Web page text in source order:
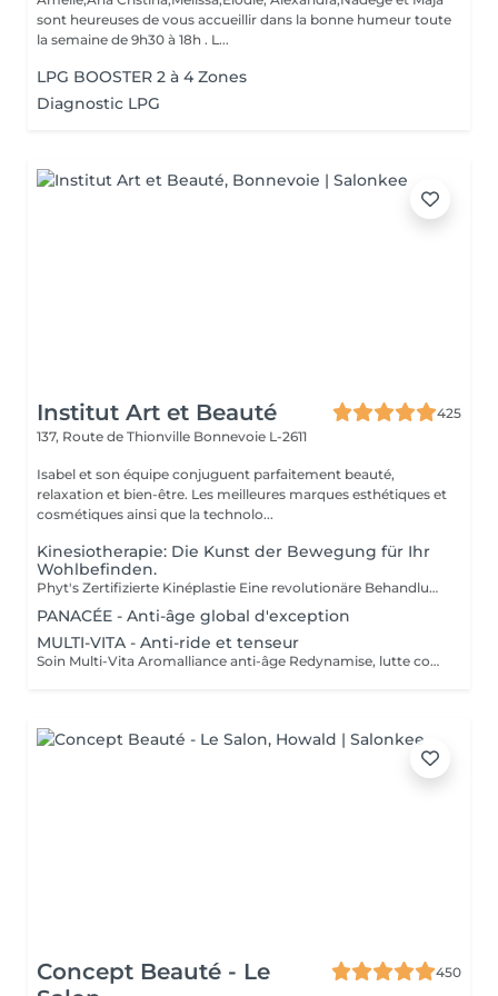
sont heureuses de vous accueillir dans la bonne humeur toute
la semaine de 9h30 à 18h . L...
LPG BOOSTER 2 à 4 Zones
Diagnostic LPG
Institut Art et Beauté
425
137, Route de Thionville Bonnevoie L-2611
Isabel et son équipe conjuguent parfaitement beauté,
relaxation et bien-être. Les meilleures marques esthétiques et
cosmétiques ainsi que la technolo...
Kinesiotherapie: Die Kunst der Bewegung für Ihr
Wohlbefinden.
Phyt's Zertifizierte Kinéplastie Eine revolutionäre Behandlung, die Physiotherapie und natürliche Produkte kombiniert, um einen sanften und zugleich effektiven Ansatz für Schönheit zu bieten. Verwendet manuelle Techniken und biologische Produkte, um die Haut tiefgehend zu stimulieren, ganz ohne Chemikalien oder invasive Eingriffe. Jede Sitzung ist speziell auf Ihre individuellen Bedürfnisse abgestimmt und zielt auf Faszien und Muskeln ab, um eine maßgeschneiderte Lösung zu bieten, die sich perfekt an Ihre Haut anpasst. Sauerstoffzufuhr und Regeneration: Fördert die Blutzirkulation und die Zellregeneration, um die Elastizität und Festigkeit der Haut zu verbessern, wodurch Ihre Haut sichtbar jünger und straffer wirkt. Sofortige Ergebnisse: Erreichen Sie sichtbare Effekte bereits nach der ersten Sitzung mit deutlicher Straffung und Tonisierung. Jede Behandlung ist in Einzelampullen verpackt, um perfekte Hygiene, optimale Frische bei jeder Anwendung und präzise Dosierung sicherzustellen. Kosmetikerinnen Fatima Lisete Marie Francesca Die Phyt's Zertifizierte Kinéplastie ist mehr als nur eine Behandlung sie bietet greifbare Ergebnisse für die Gesundheit Ihrer Haut. Gönnen Sie sich diese Expertentherapie und enthüllen Sie revitalisierte, strahlende Haut mit der Unterstützung unserer erfahrenen Kosmetikerinnen.
PANACÉE - Anti-âge global d'exception
MULTI-VITA - Anti-ride et tenseur
Soin Multi-Vita Aromalliance anti-âge Redynamise, lutte contre le vieillissement de la peau Le Soin Multi-Vita certifié bio est un soin multivitaminé redynamisant aux actifs puissants luttant contre les signes du vieillissement cutané de tous les types de peaux matures. Ambiance feutrée, senteurs subtiles et épicées pour ce soin anti-âge. Tout commence par un nettoyage de la peau, suivi du modelage aux huiles bio précieuses anti-âge. Véritable soin tenseur anti-âge, son modelage exclusif aux baguettes cible précisément les rides pour une action renforcée. Les tissus sont stimulés, remodelés, les échanges relancés. Relaxation intense lors de la pose du masque, qui précède l'application de la Crème Absolue certifiée bio, pour une beauté à son apogée. Convient pour : Tous types de peaux matures
Concept Beauté - Le
450